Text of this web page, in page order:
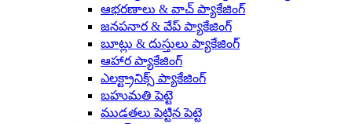
ఆభరణాలు & వాచ్ ప్యాకేజింగ్
జనపనార & వేప్ ప్యాకేజింగ్
బూట్లు & దుస్తులు ప్యాకేజింగ్
ఆహార ప్యాకేజింగ్
ఎలక్ట్రానిక్స్ ప్యాకేజింగ్
బహుమతి పెట్టె
ముడతలు పెట్టిన పెట్టె